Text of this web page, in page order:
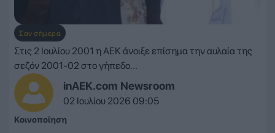
Σαν σήμερα
inAEK.com Newsroom
02 Ιουλίου 2026 09:05
Στις 2 Ιουλίου 2001 η ΑΕΚ άνοιξε επίσημα την αυλαία της
σεζόν 2001-02 στο γήπεδο...
Κοινοποίηση